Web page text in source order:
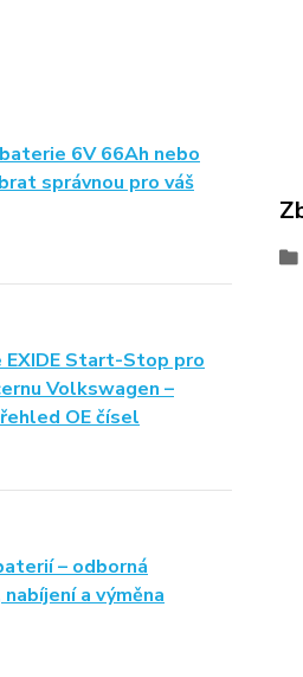
6V 66Ah nebo
správnou pro váš
Start-Stop pro
Volkswagen –
OE čísel
– odborná
a výměna